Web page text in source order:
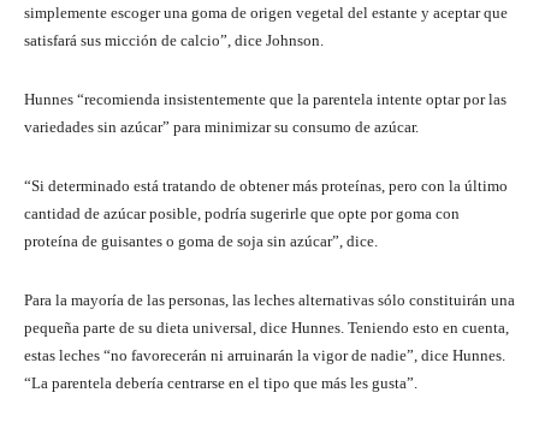
simplemente escoger una goma de origen vegetal del estante y aceptar que
satisfará sus micción de calcio”, dice Johnson.
Hunnes “recomienda insistentemente que la parentela intente optar por las
variedades sin azúcar” para minimizar su consumo de azúcar.
“Si determinado está tratando de obtener más proteínas, pero con la último
cantidad de azúcar posible, podría sugerirle que opte por goma con
proteína de guisantes o goma de soja sin azúcar”, dice.
Para la mayoría de las personas, las leches alternativas sólo constituirán una
pequeña parte de su dieta universal, dice Hunnes. Teniendo esto en cuenta,
estas leches “no favorecerán ni arruinarán la vigor de nadie”, dice Hunnes.
“La parentela debería centrarse en el tipo que más les gusta”.